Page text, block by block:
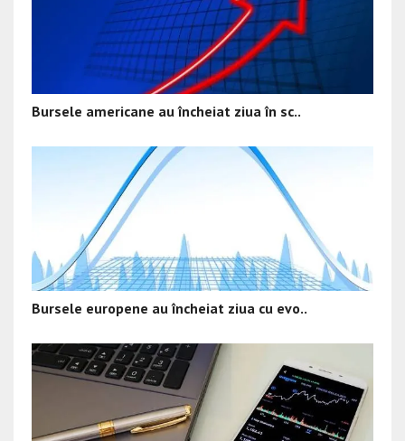
Bursele americane au încheiat ziua în sc..
Bursele europene au încheiat ziua cu evo..